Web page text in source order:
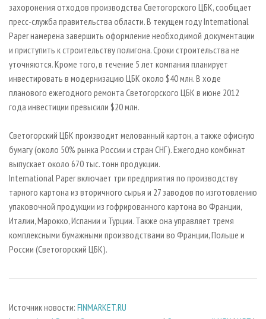
БИОЭНЕРГЕТИКА
ЦБП
ИНСТРУМЕНТ И МАТЕРИАЛЫ
RUSSIAN FORESTRY REVIEW
ГАЗЕТА ЛЕСПРОМФОРУМ
БИБЛИОТЕКА СПЕЦИАЛИСТА
захоронения отходов производства Светогорского ЦБК, сообщает
пресс-служба правительства области. В текущем году International
Paper намерена завершить оформление необходимой документации
и приступить к строительству полигона. Сроки строительства не
уточняются. Кроме того, в течение 5 лет компания планирует
инвестировать в модернизацию ЦБК около $40 млн. В ходе
планового ежегодного ремонта Светогорского ЦБК в июне 2012
года инвестиции превысили $20 млн.
Светогорский ЦБК производит мелованный картон, а также офисную
бумагу (около 50% рынка России и стран СНГ). Ежегодно комбинат
выпускает около 670 тыс. тонн продукции.
International Paper включает три предприятия по производству
тарного картона из вторичного сырья и 27 заводов по изготовлению
упаковочной продукции из гофрированного картона во Франции,
Италии, Марокко, Испании и Турции. Также она управляет тремя
комплексными бумажными производствами во Франции, Польше и
России (Светогорский ЦБК).
Источник новости: FINMARKET.RU